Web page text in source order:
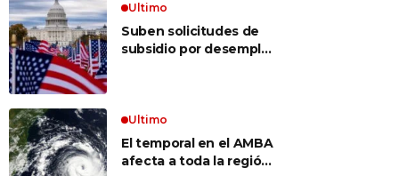
Ultimo
Suben solicitudes de
subsidio por desempleo
Ultimo
El temporal en el AMBA
afecta a toda la región: